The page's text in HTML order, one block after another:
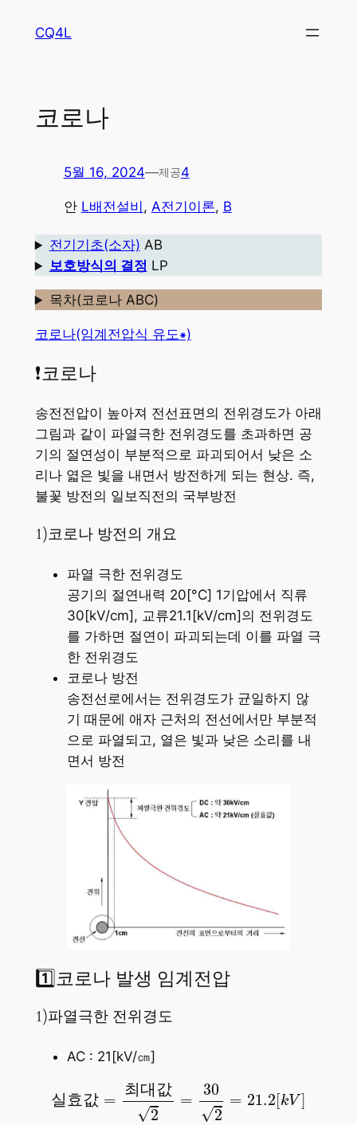
CQ4L
코로나
5월 16, 2024—제공4
안 L배전설비, A전기이론, B
전기기초(소자) AB
보호방식의 결정 LP
목차(코로나 ABC)
코로나(임계전압식 유도⁕)
❗코로나
송전전압이 높아져 전선표면의 전위경도가 아래
그림과 같이 파열극한 전위경도를 초과하면 공
기의 절연성이 부분적으로 파괴되어서 낮은 소
리나 엷은 빛을 내면서 방전하게 되는 현상. 즉,
불꽃 방전의 일보직전의 국부방전
1)코로나 방전의 개요
파열 극한 전위경도
공기의 절연내력 20[°C] 1기압에서 직류
30[kV/cm], 교류21.1[kV/cm]의 전위경도
를 가하면 절연이 파괴되는데 이를 파열 극
한 전위경도
코로나 방전
송전선로에서는 전위경도가 균일하지 않
기 때문에 애자 근처의 전선에서만 부분적
으로 파열되고, 열은 빛과 낮은 소리를 내
면서 방전
1️⃣코로나 발생 임계전압
1)파열극한 전위경도
AC : 21[kV/㎝]
실 효값 =
최 대 값
√2
=
30
√2
= 21.2[kV ]
최대 값2 302